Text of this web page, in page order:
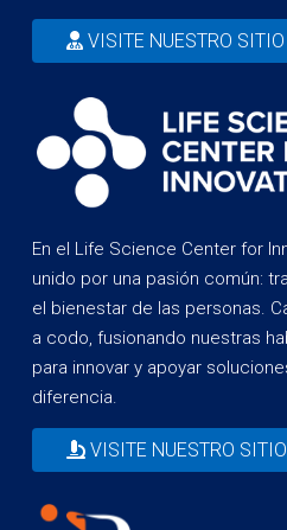
VISITE NUESTRO
En el Life Science Center for
unido por una pasión común:
el bienestar de las personas.
a codo, fusionando nuestras
para innovar y apoyar
diferencia.
VISITE NUESTRO